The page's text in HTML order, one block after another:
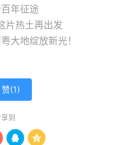
年征途
片热土再出发
大地绽放新光！
赞(1)
到
 